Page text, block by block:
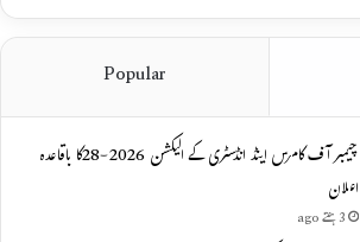
Popular
چیمبر آف کامرس اینڈ انڈسٹری کے الیکشن 2026-28کا باقاعدہ
اعلان
3 ہفتے ago